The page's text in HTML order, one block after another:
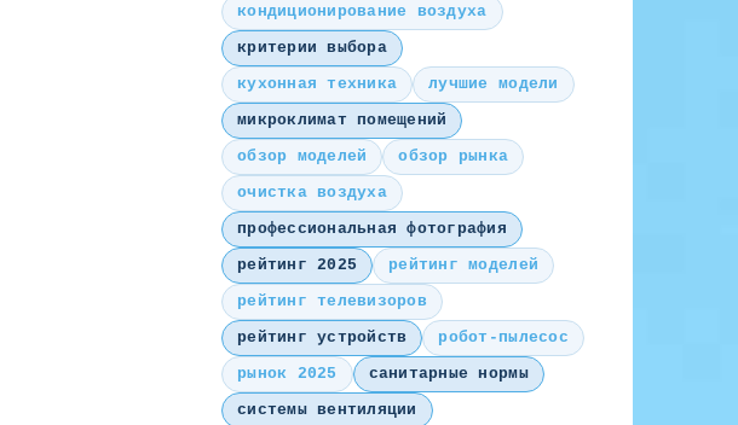
кондиционирование воздуха
критерии выбора
кухонная техника
лучшие модели
микроклимат помещений
обзор моделей
обзор рынка
очистка воздуха
профессиональная фотография
рейтинг 2025
рейтинг моделей
рейтинг телевизоров
рейтинг устройств
робот-пылесос
рынок 2025
санитарные нормы
системы вентиляции